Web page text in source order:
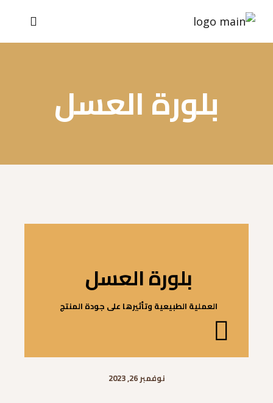
بلورة العسل
بلورة العسل
العملية الطبيعية وتأثيرها على جودة المنتج
نوفمبر 26, 2023